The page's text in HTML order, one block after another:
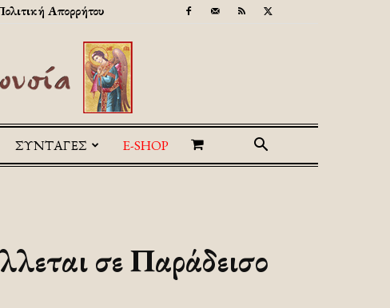
Απορρήτου
ΣΥΝΤΑΓΕΣ E-SHOP
σε Παράδεισο